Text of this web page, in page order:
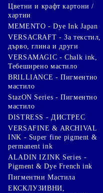
Цветни и крафт картони /
хартии
MEMENTO - Dye Ink Japan
VERSACRAFT - За текстил,
дърво, глина и други
VERSAMAGIC - Chalk ink,
Тебеширено мастило
BRILLIANCE - Пигментно
мастило
StazON Series - Пигментно
мастило
DISTRESS - ДИСТРЕС
VERSAFINE & ARCHIVAL
INK - Super fine pigment &
permanent ink
ALADIN IZINK Series -
Pigment & Dye French ink
Пигментни Мастила
ЕКСКЛУЗИВНИ,